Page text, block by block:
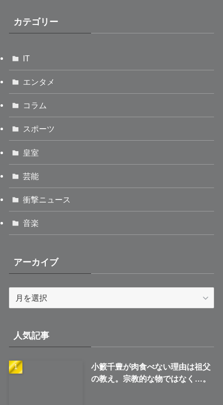
カテゴリー
IT
エンタメ
コラム
スポーツ
皇室
芸能
衝撃ニュース
音楽
アーカイブ
ブ
人気記事
小籔千豊が肉食べない理由は祖父
の教え。宗教的な物ではなく…。